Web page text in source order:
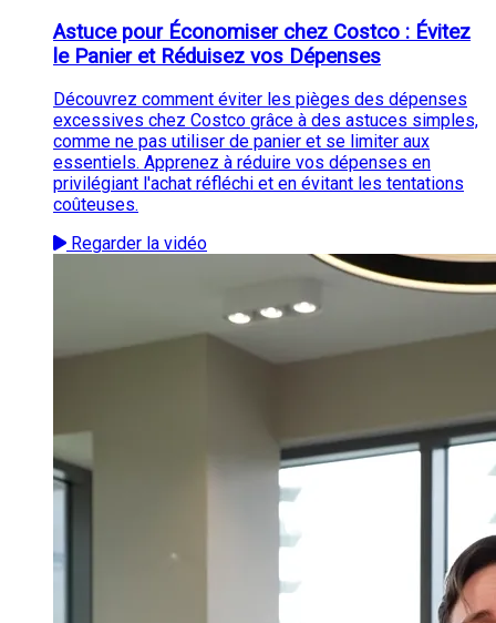
Astuce pour Économiser chez Costco : Évitez
le Panier et Réduisez vos Dépenses
Découvrez comment éviter les pièges des dépenses
excessives chez Costco grâce à des astuces simples,
comme ne pas utiliser de panier et se limiter aux
essentiels. Apprenez à réduire vos dépenses en
privilégiant l'achat réfléchi et en évitant les tentations
coûteuses.
Regarder la vidéo